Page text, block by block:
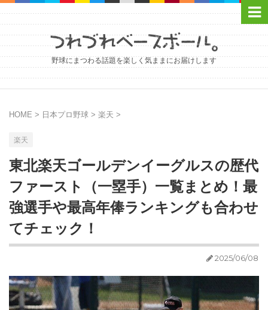
野球にまつわる話題を楽しく気ままにお届けします
HOME > 日本プロ野球 > 楽天 >
楽天
東北楽天ゴールデンイーグルスの歴代
ファースト（一塁手）一覧まとめ！最
強選手や最高年俸ランキングも合わせ
てチェック！
2025/06/08